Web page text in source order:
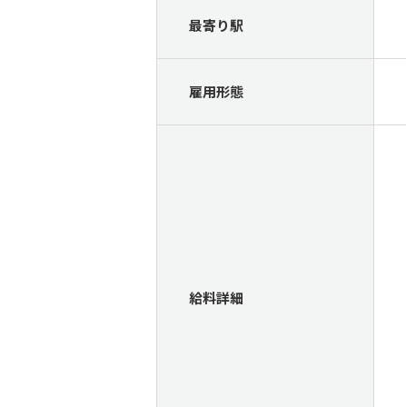
最寄り駅
雇用形態
給料詳細